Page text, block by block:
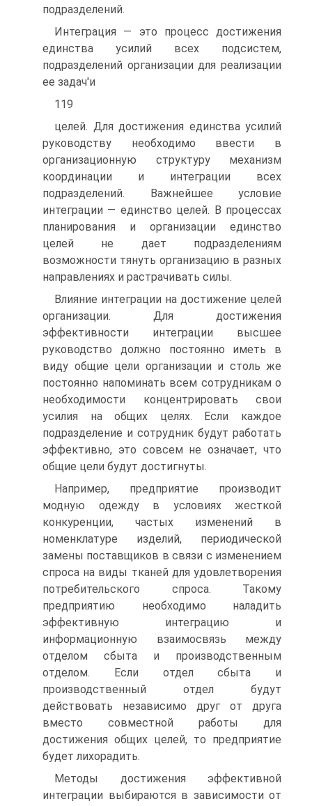
подразделений.
Интеграция — это процесс достижения
единства усилий всех подсистем,
подразделений организации для реализации
ее задач'и
119
целей. Для достижения единства усилий
руководству необходимо ввести в
организационную структуру механизм
координации и интеграции всех
подразделений. Важнейшее условие
интеграции — единство целей. В процессах
планирования и организации единство
целей не дает подразделениям
возможности тянуть организацию в разных
направлениях и растрачивать силы.
Влияние интеграции на достижение целей
организации. Для достижения
эффективности интеграции высшее
руководство должно постоянно иметь в
виду общие цели организации и столь же
постоянно напоминать всем сотрудникам о
необходимости концентрировать свои
усилия на общих целях. Если каждое
подразделение и сотрудник будут работать
эффективно, это совсем не означает, что
общие цели будут достигнуты.
Например, предприятие производит
модную одежду в условиях жесткой
конкуренции, частых изменений в
номенклатуре изделий, периодической
замены поставщиков в связи с изменением
спроса на виды тканей для удовлетворения
потребительского спроса. Такому
предприятию необходимо наладить
эффективную интеграцию и
информационную взаимосвязь между
отделом сбыта и производственным
отделом. Если отдел сбыта и
производственный отдел будут
действовать независимо друг от друга
вместо совместной работы для
достижения общих целей, то предприятие
будет лихорадить.
Методы достижения эффективной
интеграции выбираются в зависимости от